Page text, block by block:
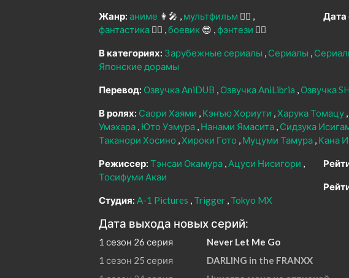
Жанр: аниме 👩‍🎤 мультфильм 🧚‍♀️
фантастика 🧙‍♀️ боевик 😎 фэнтези 🧝‍♂️
Дата
В категориях: Зарубежные сериалы Сериалы
Японские дорамы
Перевод: Озвучка AniDUB Озвучка AniLibria Озвучка
В ролях: Саори Хаями Кэнъю Хориути Харука Томацу
Умэхара Юто Уэмура Нанами Ямасита Сидзука
Таканори Хосино Хироки Гото Муцуми Тамура Кана
Режиссер: Тэнсаи Окамура Ацуси Нисигори
Тосифуми Акаи
Студия: A-1 Pictures Trigger Tokyo MX
Дата выхода новых серий:
1 сезон 26 серия Never Let Me Go
1 сезон 25 серия
DARLING in the FRANXX